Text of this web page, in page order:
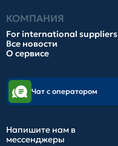
КОМПАНИЯ
For international suppliers
Все новости
О сервисе
Чат с оператором
Напишите нам в
мессенджеры